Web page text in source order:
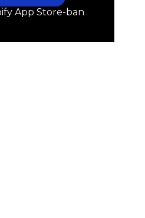
App Store-ban